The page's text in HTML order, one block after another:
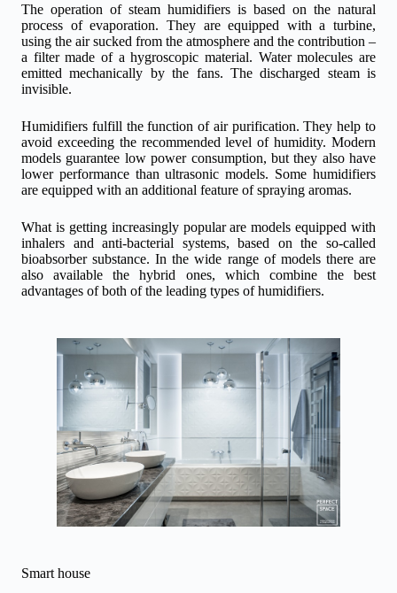
The operation of steam humidifiers is based on the natural
process of evaporation. They are equipped with a turbine,
using the air sucked from the atmosphere and the contribution –
a filter made of a hygroscopic material. Water molecules are
emitted mechanically by the fans. The discharged steam is
invisible.
Humidifiers fulfill the function of air purification. They help to
avoid exceeding the recommended level of humidity. Modern
models guarantee low power consumption, but they also have
lower performance than ultrasonic models. Some humidifiers
are equipped with an additional feature of spraying aromas.
What is getting increasingly popular are models equipped with
inhalers and anti-bacterial systems, based on the so-called
bioabsorber substance. In the wide range of models there are
also available the hybrid ones, which combine the best
advantages of both of the leading types of humidifiers.
Smart house